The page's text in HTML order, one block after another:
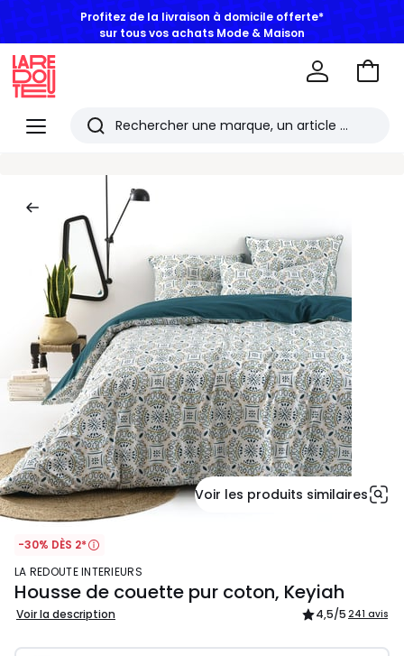
Profitez de la livraison à domicile offerte*
sur tous vos achats Mode & Maison
Menu
Redoute
Rechercher
derniers
articles
consultés
Aller
Voir les produits similaires
-30% DÈS 2*
LA REDOUTE INTERIEURS
Housse de couette pur coton, Keyiah
Voir la description 4,5/5 241 avis